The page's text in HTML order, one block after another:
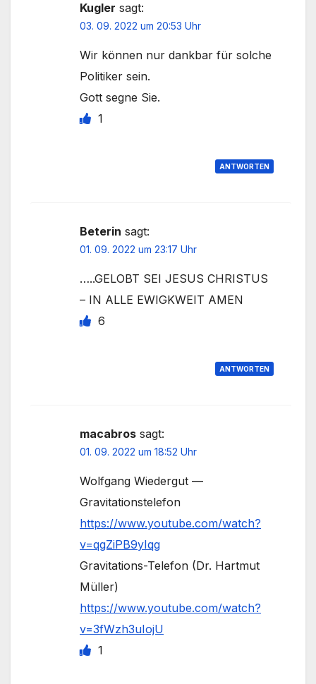
Kugler sagt:
03. 09. 2022 um 20:53 Uhr
Wir können nur dankbar für solche
Politiker sein.
Gott segne Sie.
1
ANTWORTEN
Beterin sagt:
01. 09. 2022 um 23:17 Uhr
…..GELOBT SEI JESUS CHRISTUS
– IN ALLE EWIGKWEIT AMEN
6
ANTWORTEN
macabros sagt:
01. 09. 2022 um 18:52 Uhr
Wolfgang Wiedergut —
Gravitationstelefon
https://www.youtube.com/watch?
v=qgZiPB9yIqg
Gravitations-Telefon (Dr. Hartmut
Müller)
https://www.youtube.com/watch?
v=3fWzh3uIojU
1